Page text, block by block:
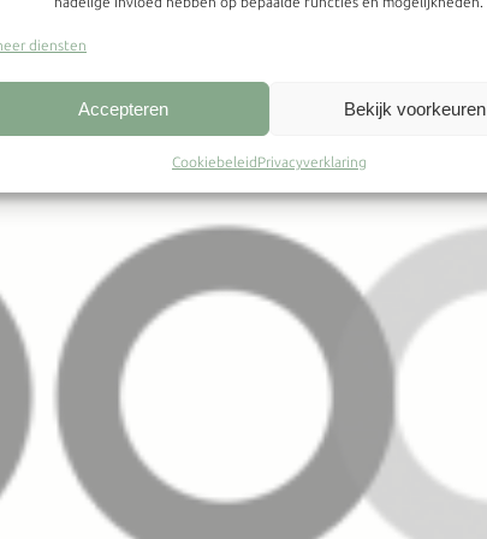
diensten
Accepteren Bekijk voorkeuren
CookiebeleidPrivacyverklaring